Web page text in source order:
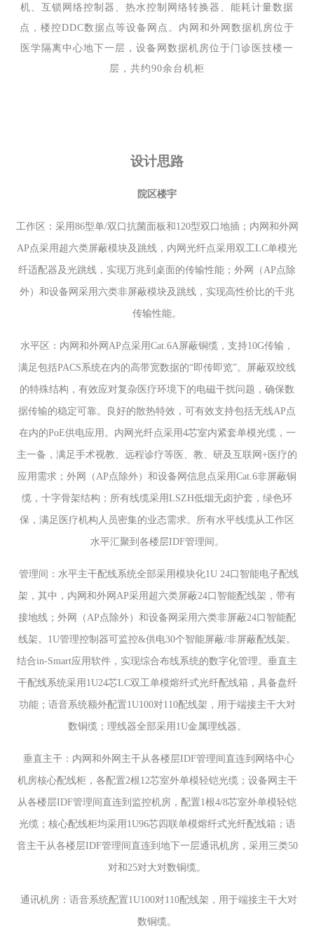
机、互锁网络控制器、热水控制网络转换器、能耗计量数据
点，楼控DDC数据点等设备网点。内网和外网数据机房位于
医学隔离中心地下一层，设备网数据机房位于门诊医技楼一
层，共约90余台机柜
设计思路
院区楼宇
工作区：采用86型单/双口抗菌面板和120型双口地插；内网和外网
AP点采用超六类屏蔽模块及跳线，内网光纤点采用双工LC单模光
纤适配器及光跳线，实现万兆到桌面的传输性能；外网（AP点除
外）和设备网采用六类非屏蔽模块及跳线，实现高性价比的千兆
传输性能。
水平区：内网和外网AP点采用Cat.6A屏蔽铜缆，支持10G传输，
满足包括PACS系统在内的高带宽数据的“即传即览”。屏蔽双绞线
的特殊结构，有效应对复杂医疗环境下的电磁干扰问题，确保数
据传输的稳定可靠。良好的散热特效，可有效支持包括无线AP点
在内的PoE供电应用。内网光纤点采用4芯室内紧套单模光缆，一
主一备，满足手术视教、远程诊疗等医、教、研及互联网+医疗的
应用需求；外网（AP点除外）和设备网信息点采用Cat.6非屏蔽铜
缆，十字骨架结构；所有线缆采用LSZH低烟无卤护套，绿色环
保，满足医疗机构人员密集的业态需求。所有水平线缆从工作区
水平汇聚到各楼层IDF管理间。
管理间：水平主干配线系统全部采用模块化1U 24口智能电子配线
架，其中，内网和外网AP采用超六类屏蔽24口智能配线架，带有
接地线；外网（AP点除外）和设备网采用六类非屏蔽24口智能配
线架。1U管理控制器可监控&供电30个智能屏蔽/非屏蔽配线架。
结合in-Smart应用软件，实现综合布线系统的数字化管理。垂直主
干配线系统采用1U24芯LC双工单模熔纤式光纤配线箱，具备盘纤
功能；语音系统额外配置1U100对110配线架，用于端接主干大对
数铜缆；理线器全部采用1U金属理线器。
垂直主干：内网和外网主干从各楼层IDF管理间直连到网络中心
机房核心配线柜，各配置2根12芯室外单模轻铠光缆；设备网主干
从各楼层IDF管理间直连到监控机房，配置1根4/8芯室外单模轻铠
光缆；核心配线柜均采用1U96芯四联单模熔纤式光纤配线箱；语
音主干从各楼层IDF管理间直连到地下一层通讯机房，采用三类50
对和25对大对数铜缆。
通讯机房：语音系统配置1U100对110配线架，用于端接主干大对
数铜缆。